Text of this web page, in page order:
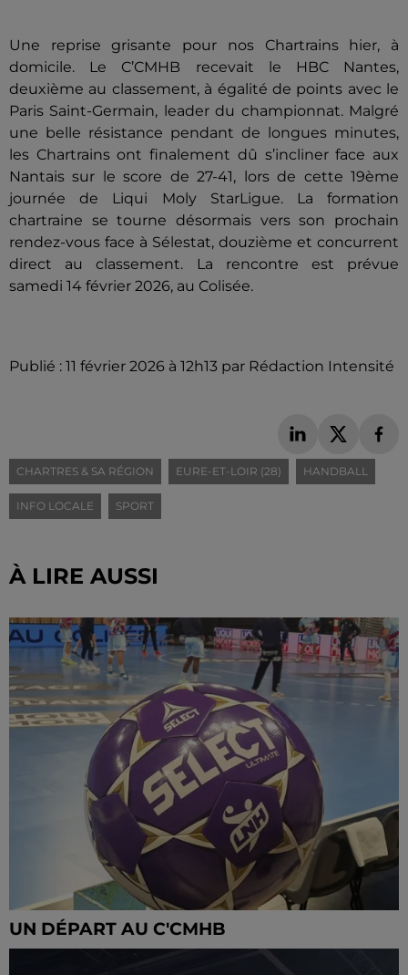
Une reprise grisante pour nos Chartrains hier, à
domicile. Le C’CMHB recevait le HBC Nantes,
deuxième au classement, à égalité de points avec le
Paris Saint-Germain, leader du championnat. Malgré
une belle résistance pendant de longues minutes,
les Chartrains ont finalement dû s’incliner face aux
Nantais sur le score de 27-41, lors de cette 19ème
journée de Liqui Moly StarLigue. La formation
chartraine se tourne désormais vers son prochain
rendez-vous face à Sélestat, douzième et concurrent
direct au classement. La rencontre est prévue
samedi 14 février 2026, au Colisée.
Publié : 11 février 2026 à 12h13 par Rédaction Intensité
CHARTRES & SA RÉGION EURE-ET-LOIR (28) HANDBALL
INFO LOCALE SPORT
À LIRE AUSSI
UN DÉPART AU C'CMHB